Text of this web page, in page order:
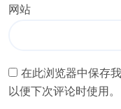
网站
在此浏览器中保存
以便下次评论时使用。